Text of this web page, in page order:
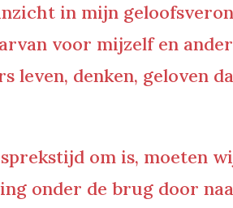
in mijn
voor mijzelf en
leven, denken, geloven
om is, moeten
onder de brug door